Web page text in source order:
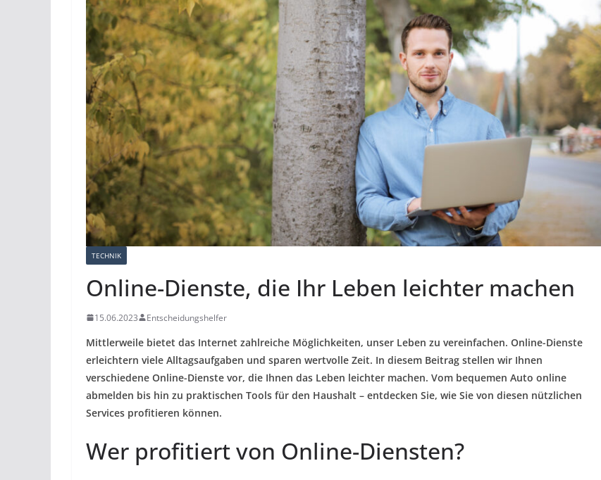
TECHNIK
Online-Dienste, die Ihr Leben leichter machen
15.06.2023 Entscheidungshelfer
Mittlerweile bietet das Internet zahlreiche Möglichkeiten, unser Leben zu vereinfachen. Online-Dienste
erleichtern viele Alltagsaufgaben und sparen wertvolle Zeit. In diesem Beitrag stellen wir Ihnen
verschiedene Online-Dienste vor, die Ihnen das Leben leichter machen. Vom bequemen Auto online
abmelden bis hin zu praktischen Tools für den Haushalt – entdecken Sie, wie Sie von diesen nützlichen
Services profitieren können.
Wer profitiert von Online-Diensten?